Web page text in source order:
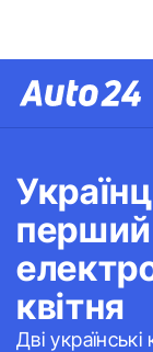
перший
квітня
Дві